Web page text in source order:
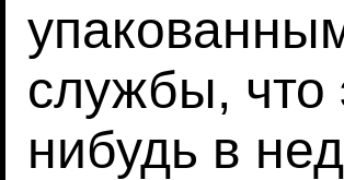
службы, что
нибудь в